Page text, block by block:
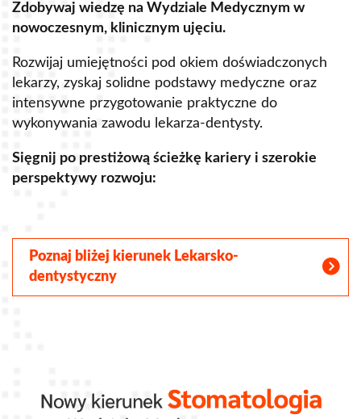
Zdobywaj wiedzę na Wydziale Medycznym w
nowoczesnym, klinicznym ujęciu.
Rozwijaj umiejętności pod okiem doświadczonych
lekarzy, zyskaj solidne podstawy medyczne oraz
intensywne przygotowanie praktyczne do
wykonywania zawodu lekarza-dentysty.
Sięgnij po prestiżową ścieżkę kariery i szerokie
perspektywy rozwoju:
Poznaj bliżej kierunek Lekarsko-
dentystyczny